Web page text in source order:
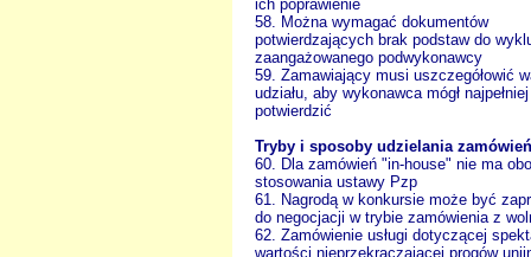
ich poprawienie
58. Można wymagać dokumentów
potwierdzających brak podstaw do
zaangażowanego podwykonawcy
59. Zamawiający musi uszczegółowić
udziału, aby wykonawca mógł
potwierdzić
Tryby i sposoby udzielania zamówień
60. Dla zamówień "in-house" nie ma
stosowania ustawy Pzp
61. Nagrodą w konkursie może być
do negocjacji w trybie zamówienia z
62. Zamówienie usługi dotyczącej
wartości nieprzekraczającej progów